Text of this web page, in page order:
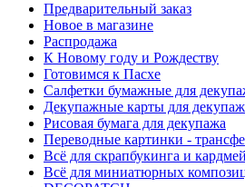
Предварительный заказ
Новое в магазине
Распродажа
К Новому году и Рождеству
Готовимся к Пасхе
Салфетки бумажные для
Декупажные карты для
Рисовая бумага для декупажа
Переводные картинки -
Всё для скрапбукинга и
Всё для миниатюрных